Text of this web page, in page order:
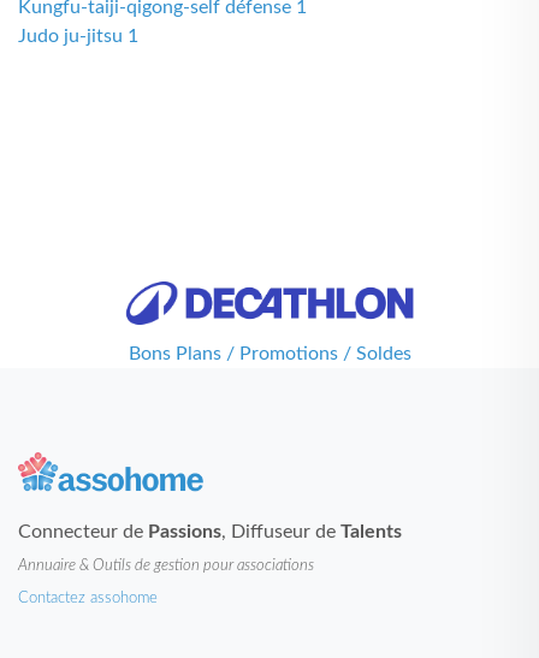
Kungfu-taiji-qigong-self défense 1
Judo ju-jitsu 1
Bons Plans / Promotions / Soldes
Connecteur de Passions, Diffuseur de Talents
Annuaire & Outils de gestion pour associations
Contactez assohome